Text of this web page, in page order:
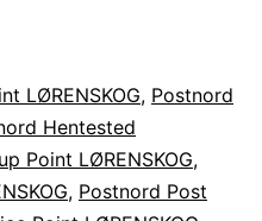
LØRENSKOG, Postnord
Hentested
Point LØRENSKOG,
, Postnord Post